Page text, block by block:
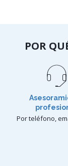
POR
Por teléfono,